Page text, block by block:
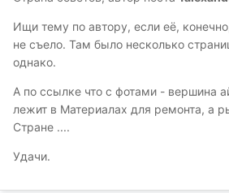
Ищи тему по автору, если её,
не съело. Там было несколько
однако.
А по ссылке что с фотами - вершина
лежит в Материалах для ремонта, а
Стране ....
Удачи.